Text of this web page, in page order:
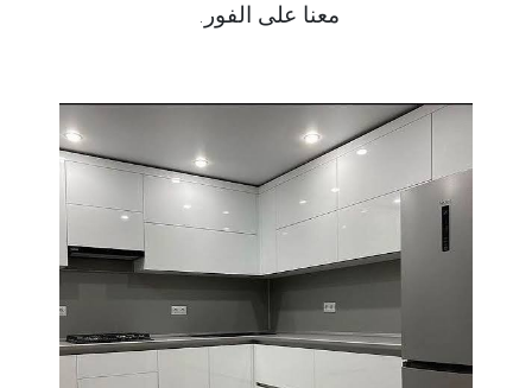
معنا على الفور.